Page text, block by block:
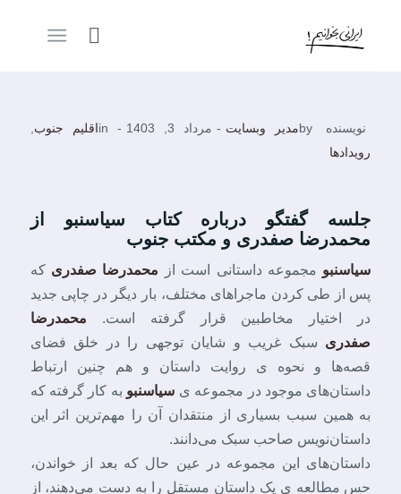
نویسنده byمدیر وبسایت - مرداد 3, 1403 -
inاقلیم جنوب
رویدادها
جلسه گفتگو درباره کتاب سیاسنبو از
محمدرضا صفدری و مکتب جنوب
سیاسنبو مجموعه داستانی است از محمدرضا صفدری که
پس از طی کردن ماجراهای مختلف، بار دیگر در چاپی جدید
در اختیار مخاطبین قرار گرفته است. محمدرضا
صفدری سبک غریب و شایان توجهی را در خلق فضای
قصه‌ها و نحوه ی روایت داستان و هم چنین ارتباط
داستان‌های موجود در مجموعه ی سیاسنبو به کار گرفته که
به همین سبب بسیاری از منتقدان آن را مهم‌ترین اثر این
داستان‌نویس صاحب سبک می‌دانند.
داستان‌های این مجموعه در عین حال که بعد از خواندن،
حس مطالعه ی یک داستان مستقل را به دست می‌دهند، از